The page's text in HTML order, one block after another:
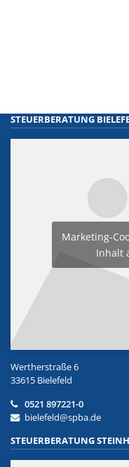
STEUERBERATUNG
Marketing-
Inhalt
Wertherstraße 6
33615 Bielefeld
0521 897221-0
bielefeld@spba.de
STEUERBERATUNG